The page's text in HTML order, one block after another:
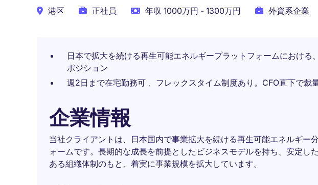
港区 正社員 年収 1000万円 - 1300万円 外資系企業
日本で拡大を続ける再生可能エネルギープラットフォームにおける
ポジション
週2日まで在宅勤務可 、フレックスタイム制度あり。CFO直下で裁
企業情報
当社クライアントは、日本国内で事業拡大を続ける再生可能エネルギー
ォームです。長期的な成長を前提としたビジネスモデルを持ち、安定し
ある組織体制のもと、着実に事業規模を拡大しています。